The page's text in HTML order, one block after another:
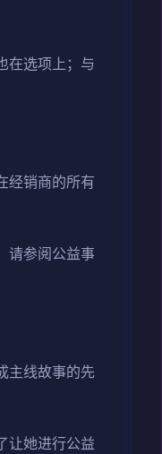
在选项上；与
经销商的所有
请参阅公益事
主线故事的先
让她进行公益